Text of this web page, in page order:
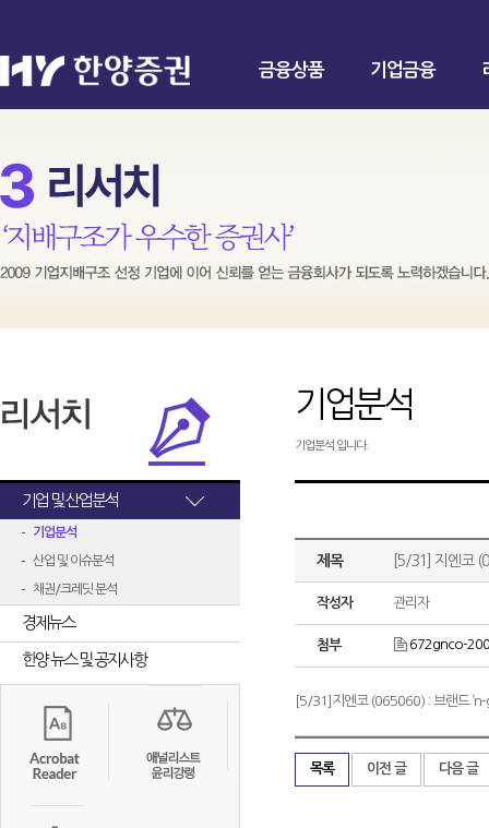
금융상품 기업금융
기업 및 산업분석
기업분석
산업 및 이슈분석
채권/크레딧 분석
경제뉴스
한양 뉴스 및 공지사항
기업분석
기업분석 입니다.
제목 [5/31] 지엔코
작성자 관리자
첨부 672gnco-
[5/31]지엔코 (065060) : 브랜드 ’n-
목록 이전 글 다음 글